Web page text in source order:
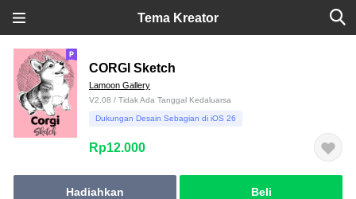
Tema Kreator
CORGI Sketch
Lamoon Gallery
V2.08 / Tidak Ada Tanggal Kedaluarsa
Dukungan Desain Sebagian di iOS 26
Rp12.000
Hadiahkan Beli